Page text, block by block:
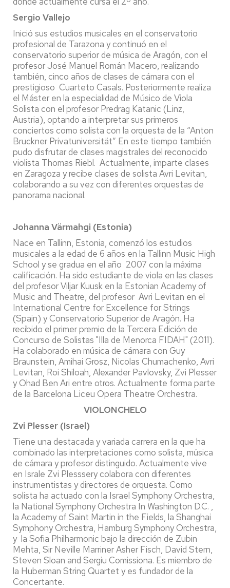
Sergio Vallejo
Inició sus estudios musicales en el conservatorio
profesional de Tarazona y continuó en el
conservatorio superior de música de Aragón, con el
profesor José Manuel Román Macero, realizando
también, cinco años de clases de cámara con el
prestigioso Cuarteto Casals. Posteriormente realiza
el Máster en la especialidad de Músico de Viola
Solista con el profesor Predrag Katanic (Linz,
Austria), optando a interpretar sus primeros
conciertos como solista con la orquesta de la “Anton
Bruckner Privatuniversität” En este tiempo también
pudo disfrutar de clases magistrales del reconocido
violista Thomas Riebl. Actualmente, imparte clases
en Zaragoza y recibe clases de solista Avri Levitan,
colaborando a su vez con diferentes orquestas de
panorama nacional.
Johanna Värmahgi (Estonia)
Nace en Tallinn, Estonia, comenzó los estudios
musicales a la edad de 6 años en la Tallinn Music High
School y se gradua en el año 2007 con la máxima
calificación. Ha sido estudiante de viola en las clases
del profesor Viljar Kuusk en la Estonian Academy of
Music and Theatre, del profesor Avri Levitan en el
International Centre for Excellence for Strings
(Spain) y Conservatorio Superior de Aragón. Ha
recibido el primer premio de la Tercera Edición de
Concurso de Solistas "Illa de Menorca FIDAH" (2011).
Ha colaborado en música de cámara con Guy
Braunstein, Amihai Grosz, Nicolas Chumachenko, Avri
Levitan, Roi Shiloah, Alexander Pavlovsky, Zvi Plesser
y Ohad Ben Ari entre otros. Actualmente forma parte
de la Barcelona Liceu Opera Theatre Orchestra.
VIOLONCHELO
Zvi Plesser (Israel)
Tiene una destacada y variada carrera en la que ha
combinado las interpretaciones como solista, música
de cámara y profesor distinguido. Actualmente vive
en Israle Zvi Plesssery colabora con diferentes
instrumentistas y directores de orquesta. Como
solista ha actuado con la Israel Symphony Orchestra,
la National Symphony Orchestra In Washington D.C. ,
la Academy of Saint Martin in the Fields, la Shanghai
Symphony Orchestra, Hamburg Symphony Orchestra,
y la Sofia Philharmonic bajo la dirección de Zubin
Mehta, Sir Neville Marriner Asher Fisch, David Stern,
Steven Sloan and Sergiu Comissiona. Es miembro de
la Huberman String Quartet y es fundador de la
Concertante.